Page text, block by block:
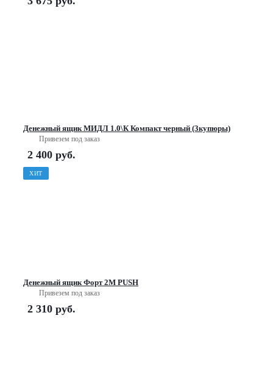
Денежный ящик МИДЛ 1.0\К Компакт черный (3купюры)
Привезем под заказ
2 400 руб.
ХИТ
Денежный ящик Форт 2М PUSH
Привезем под заказ
2 310 руб.